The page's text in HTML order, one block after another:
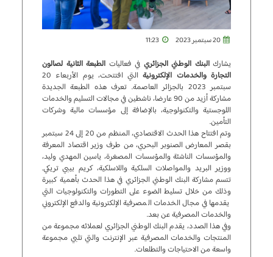
يشاركالبنك الوطني الجزائري في فعاليات الطبعة الثانية لصالون
التجارة والخدمات الإلكترونية
التي افتتحت، يوم الأربعاء 20
سبتمبر 2023 بالجزائر العاصمة. تعرف هذه الطبعة الجديدة
مشاركة أزيد من 90 عارضا، ناشطين في مجالات التسليم والخدمات
اللوجستية والتكنولوجية، بالإضافة إلى مؤسسات مالية وشركات
التأمين.
وتم افتتاح هذا الحدث الاقتصادي، المنظم من 20 إلى 24 سبتمبر
بقصر المعارض الصنوبر البحري، من طرف وزير اقتصاد المعرفة
والمؤسسات الناشئة والمؤسسات المصغرة، ياسين المهدي وليد،
ووزير البريد والمواصلات السلكية واللاسلكية، كريم بيبي تريكي.
تتسم مشاركة البنك الوطني الجزائري في هذا الحدث بأهمية كبيرة
وذلك من خلال تسليط الضوء على التطورات والتكنولوجيات التي
يقدمها في مجال الخدمات المصرفية الإلكترونية والدفع الإلكتروني
والخدمات المصرفية عن بعد.
وفي هذا الصدد، يقدم البنك الوطني الجزائري لعملائه مجموعة من
المنتجات والخدمات المصرفية عبر الإنترنت والتي تلبي مجموعة
واسعة من الاحتياجات والتطلعات.